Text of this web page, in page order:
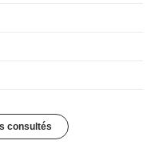
consultés